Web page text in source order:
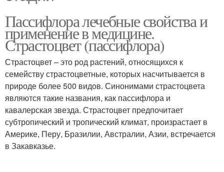
Пассифлора лечебные свойства и
применение в медицине.
Страстоцвет (пассифлора)
Страстоцвет – это род растений, относящихся к
семейству страстоцветные, которых насчитывается в
природе более 500 видов. Синонимами страстоцвета
являются такие названия, как пассифлора и
кавалерская звезда. Страстоцвет предпочитает
субтропический и тропический климат, произрастает в
Америке, Перу, Бразилии, Австралии, Азии, встречается
в Закавказье.